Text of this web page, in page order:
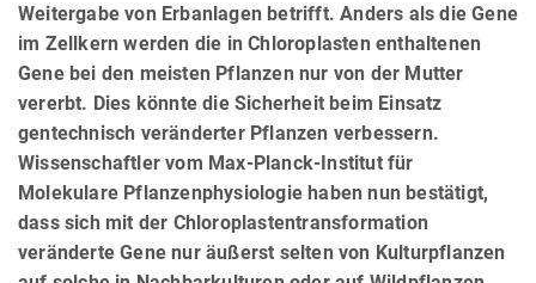
Weitergabe von Erbanlagen betrifft. Anders als die Gene
im Zellkern werden die in Chloroplasten enthaltenen
Gene bei den meisten Pflanzen nur von der Mutter
vererbt. Dies könnte die Sicherheit beim Einsatz
gentechnisch veränderter Pflanzen verbessern.
Wissenschaftler vom Max-Planck-Institut für
Molekulare Pflanzenphysiologie haben nun bestätigt,
dass sich mit der Chloroplastentransformation
veränderte Gene nur äußerst selten von Kulturpflanzen